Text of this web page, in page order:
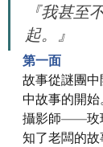
『我甚至
起。』
第一面
故事從謎團
中故事的開始
攝影師——玫
知了老闆的